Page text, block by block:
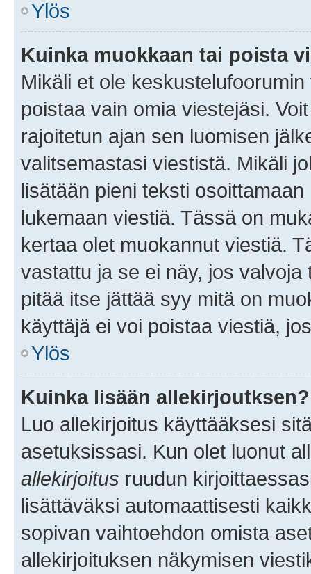
Ylös
Kuinka muokkaan tai poista
Mikäli et ole
poistaa vain omia viestejäsi.
rajoitetun ajan sen luomisen
valitsemastasi viestistä. Mikäli
lisätään pieni teksti
lukemaan viestiä. Tässä on
kertaa olet muokannut viestiä.
vastattu ja se ei näy, jos
pitää itse jättää syy mitä on
käyttäjä ei voi poistaa viestiä,
Ylös
Kuinka lisään allekirjoutksen?
Luo allekirjoitus käyttääksesi
asetuksissasi. Kun olet luonut
allekirjoitus ruudun
lisättäväksi automaattisesti
sopivan vaihtoehdon omista
allekirjoituksen näkymisen